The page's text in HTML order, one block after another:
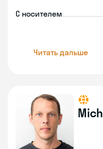
С носителем
Читать дальше